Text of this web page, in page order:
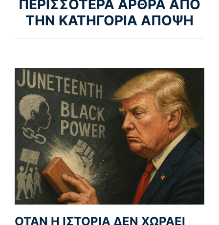
ΠΕΡΙΣΣΟΤΕΡΑ ΑΡΘΡΑ ΑΠΟ
ΤΗΝ ΚΑΤΗΓΟΡΙΑ ΑΠΟΨΗ
ΌΤΑΝ Η ΙΣΤΟΡΊΑ ΔΕΝ ΧΩΡΆΕΙ